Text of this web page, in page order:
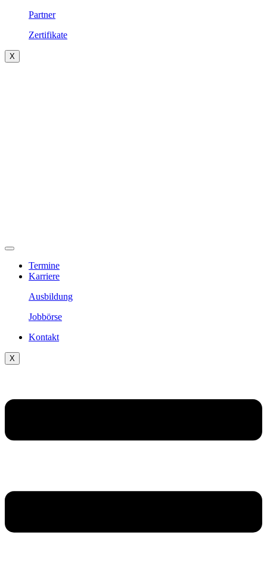
Partner
Zertifikate
X
Termine
Karriere
Ausbildung
Jobbörse
Kontakt
X